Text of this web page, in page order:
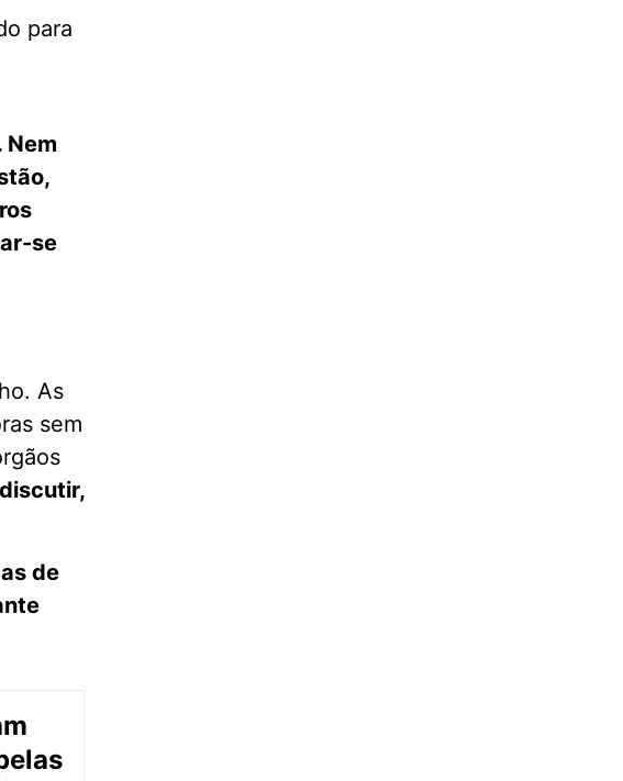
para
se
As
sem
de